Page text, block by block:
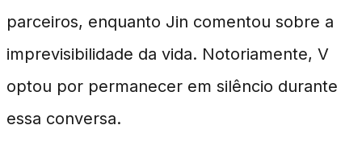
parceiros, enquanto Jin comentou sobre a
imprevisibilidade da vida. Notoriamente, V
optou por permanecer em silêncio durante
essa conversa.